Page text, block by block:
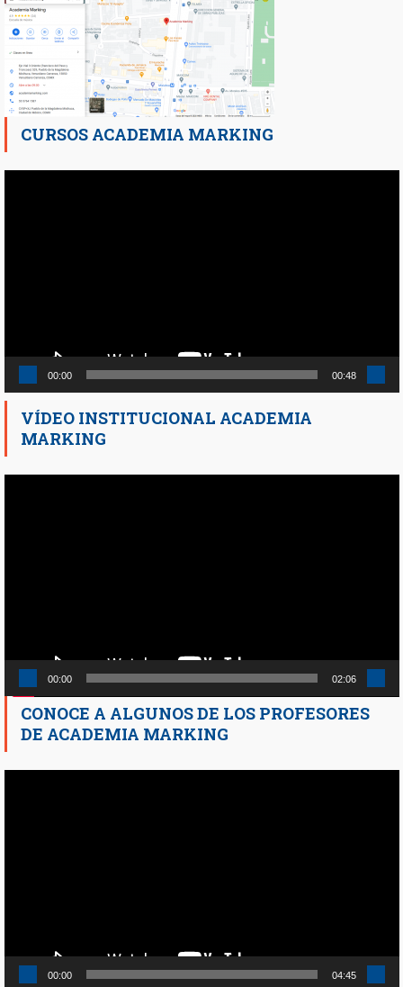
CURSOS ACADEMIA MARKING
00:00 00:48
VÍDEO INSTITUCIONAL ACADEMIA
MARKING
00:00 02:06
CONOCE A ALGUNOS DE LOS PROFESORES
DE ACADEMIA MARKING
00:00 04:45